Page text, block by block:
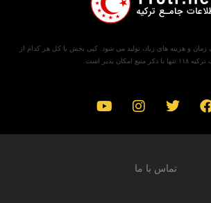
و هزینه های زیاد، تولید می شود. کپی بخش یا کل هر کدام از
ذکر منبع امکان پذیر است.
تماس با ما